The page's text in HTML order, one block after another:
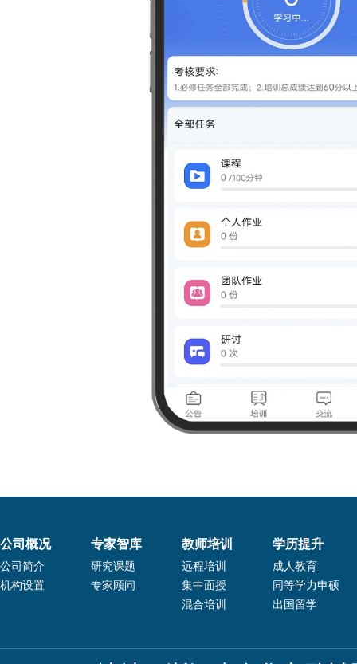
公司概况
公司简介
机构设置
专家智库
研究课题
专家顾问
教师培训
远程培训
集中面授
混合培训
学历提升
成人教育
同等学力申硕
出国留学